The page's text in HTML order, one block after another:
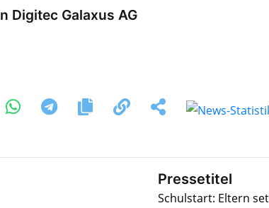
Digitec Galaxus AG
Pressetitel
Schulstart: Eltern